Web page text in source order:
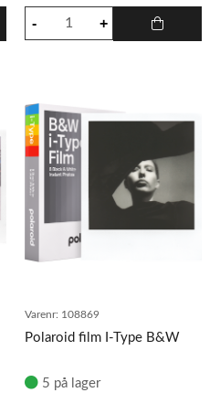
Varenr: 108869
Polaroid film I-Type B&W
5 på lager